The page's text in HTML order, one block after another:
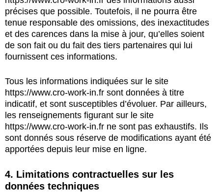
précises que possible. Toutefois, il ne pourra être
tenue responsable des omissions, des inexactitudes
et des carences dans la mise à jour, qu’elles soient
de son fait ou du fait des tiers partenaires qui lui
fournissent ces informations.
Tous les informations indiquées sur le site
https://www.cro-work-in.fr sont données à titre
indicatif, et sont susceptibles d’évoluer. Par ailleurs,
les renseignements figurant sur le site
https://www.cro-work-in.fr ne sont pas exhaustifs. Ils
sont donnés sous réserve de modifications ayant été
apportées depuis leur mise en ligne.
4. Limitations contractuelles sur les
données techniques